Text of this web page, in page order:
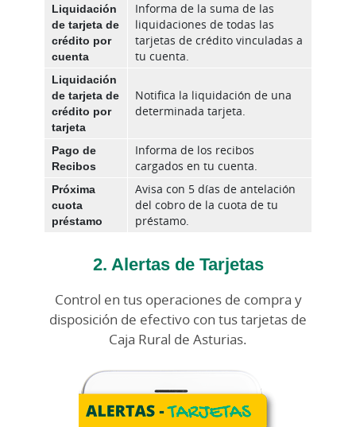
Liquidación
de tarjeta de
crédito por
cuenta
Informa de la suma de las
liquidaciones de todas las
tarjetas de crédito vinculadas a
tu cuenta.
Liquidación
de tarjeta de
crédito por
tarjeta
Notifica la liquidación de una
determinada tarjeta.
Pago de
Recibos
Informa de los recibos
cargados en tu cuenta.
Próxima
cuota
préstamo
Avisa con 5 días de antelación
del cobro de la cuota de tu
préstamo.
2. Alertas de Tarjetas
Control en tus operaciones de compra y
disposición de efectivo con tus tarjetas de
Caja Rural de Asturias.